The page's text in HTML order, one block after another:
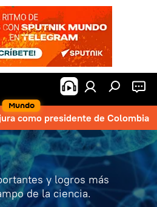
Mundo
como presidente de Colombia
y logros más
de la ciencia.